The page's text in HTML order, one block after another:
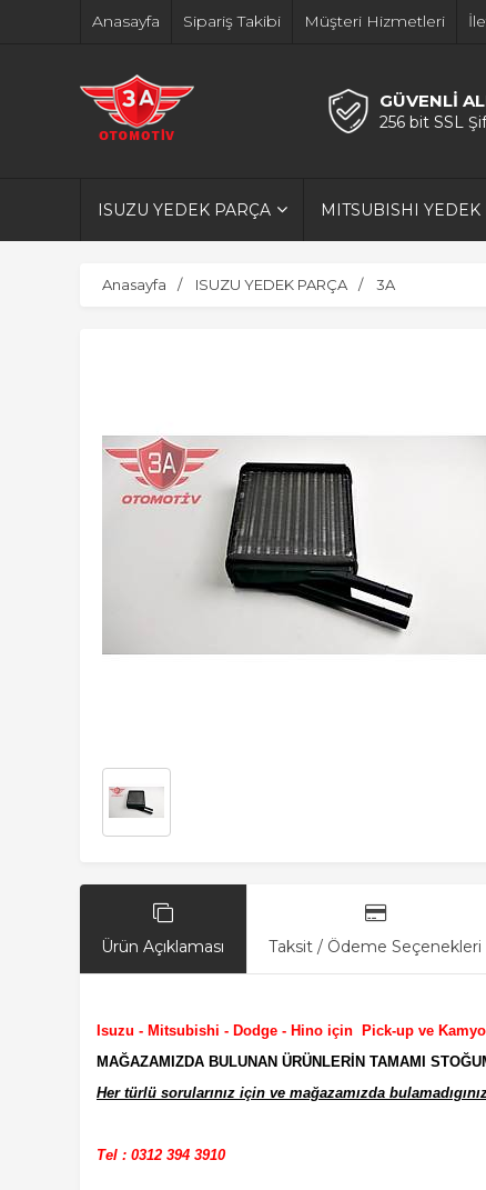
Anasayfa Sipariş Takibi Müşteri Hizmetleri
GÜVENLİ
256 bit SSL
ISUZU YEDEK PARÇA MITSUBISHI YEDEK
Anasayfa ISUZU YEDEK PARÇA 3A
Ürün Açıklaması Taksit / Ödeme Seçenekleri
Isuzu - Mitsubishi - Dodge - Hino için Pick-up ve
MAĞAZAMIZDA BULUNAN ÜRÜNLERİN TAMAMI
Her türlü sorularınız için ve mağazamızda
Tel : 0312 394 3910